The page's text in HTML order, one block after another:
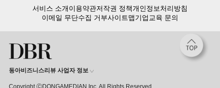
서비스 소개이용약관저작권 정책개인정보처리방침
이메일 무단수집 거부사이트맵기업교육 문의
동아비즈니스리뷰 사업자 정보